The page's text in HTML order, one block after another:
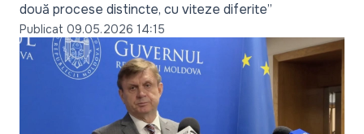
două procese distincte, cu viteze diferite”
Publicat 09.05.2026 14:15